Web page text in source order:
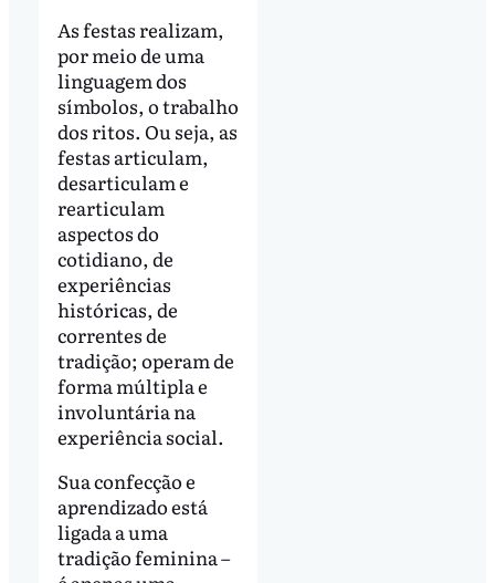
As festas realizam,
por meio de uma
linguagem dos
símbolos, o trabalho
dos ritos. Ou seja, as
festas articulam,
desarticulam e
rearticulam
aspectos do
cotidiano, de
experiências
históricas, de
correntes de
tradição; operam de
forma múltipla e
involuntária na
experiência social.
Sua confecção e
aprendizado está
ligada a uma
tradição feminina –